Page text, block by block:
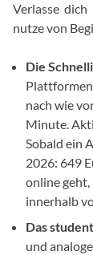
Verlasse
nutze von
Die
nach wie
Minute.
Sobald ein
2026: 649
online
innerhalb
Das
und